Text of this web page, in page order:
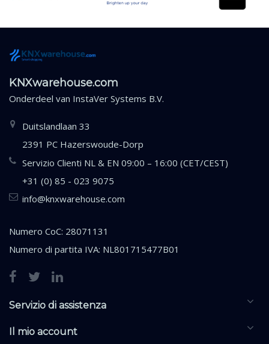
KNXwarehouse.com
Onderdeel van InstaVer Systems B.V.
Duitslandlaan 33
2391 PC Hazerswoude-Dorp
Servizio Clienti NL & EN 09:00 – 16:00 (CET/CEST)
+31 (0) 85 - 023 9075
info@knxwarehouse.com
Numero CoC: 28071131
Numero di partita IVA: NL801715477B01
Servizio di assistenza
Il mio account